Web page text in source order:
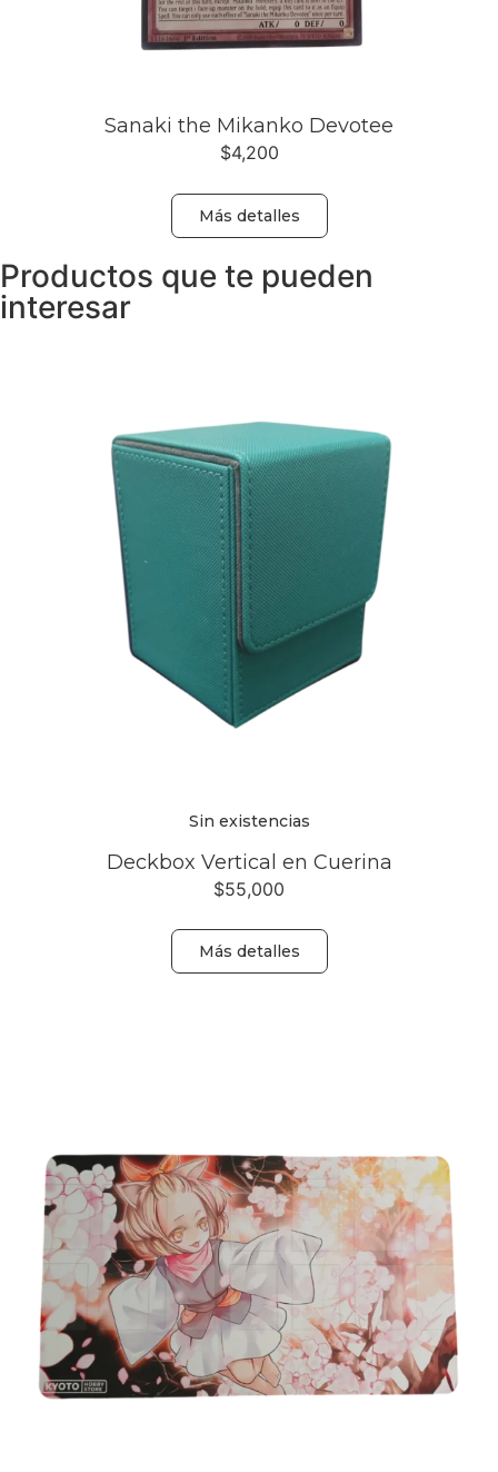
Sanaki the Mikanko Devotee
$4,200
Más detalles
Productos que te pueden
interesar
Sin existencias
Deckbox Vertical en Cuerina
$55,000
Más detalles